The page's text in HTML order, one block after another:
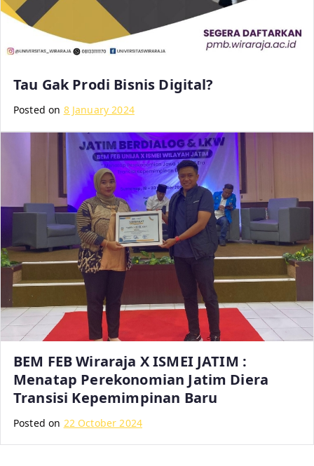
Tau Gak Prodi Bisnis Digital?
Posted on 8 January 2024
BEM FEB Wiraraja X ISMEI JATIM :
Menatap Perekonomian Jatim Diera
Transisi Kepemimpinan Baru
Posted on 22 October 2024